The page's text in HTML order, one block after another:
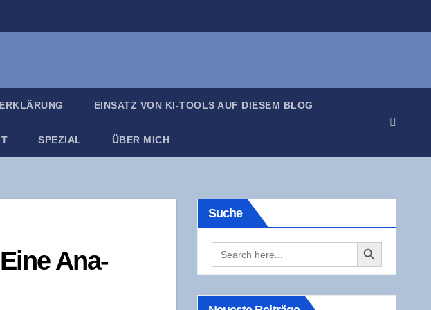
EIN­SATZ VON KI-TOOLS AUF DIE­SEM BLOG
SPE­ZI­AL ÜBER MICH
Ana­
Suche
Search
for:
Search Button